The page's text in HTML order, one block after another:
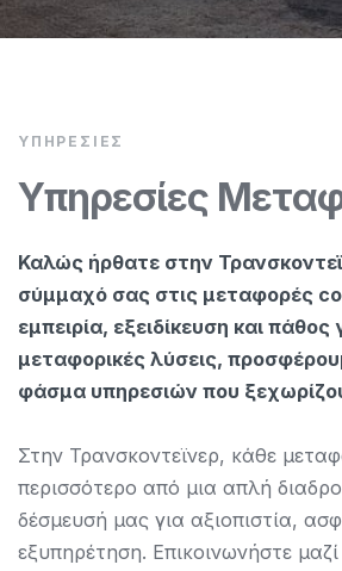
ΥΠΗΡΕΣΊΕΣ
Υπηρεσίες
Καλώς ήρθατε στην
σύμμαχό σας στις μεταφορές
εμπειρία, εξειδίκευση και πάθος
μεταφορικές λύσεις,
φάσμα υπηρεσιών που
Στην Τρανσκοντεϊνερ, κάθε
περισσότερο από μια απλή
δέσμευσή μας για αξιοπιστία,
εξυπηρέτηση. Επικοινωνήστε